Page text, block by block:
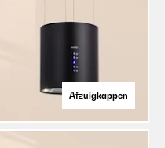
Afzuigkappen